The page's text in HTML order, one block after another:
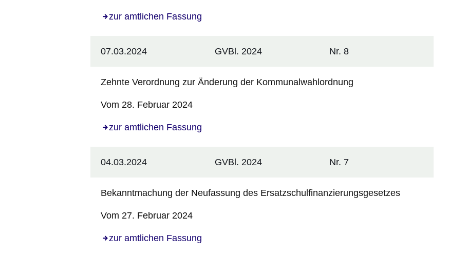
zur amtlichen Fassung
07.03.2024 GVBl. 2024 Nr. 8
Zehnte Verordnung zur Änderung der Kommunalwahlordnung
Vom 28. Februar 2024
zur amtlichen Fassung
04.03.2024 GVBl. 2024 Nr. 7
Bekanntmachung der Neufassung des Ersatzschulfinanzierungsgesetzes
Vom 27. Februar 2024
zur amtlichen Fassung